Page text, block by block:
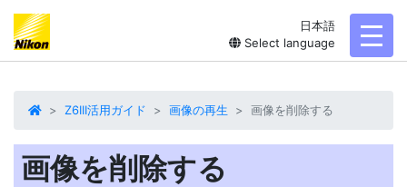
日本語
Select language
Z6III活用ガイド 画像の再生 画像を削除する
画像を削除する